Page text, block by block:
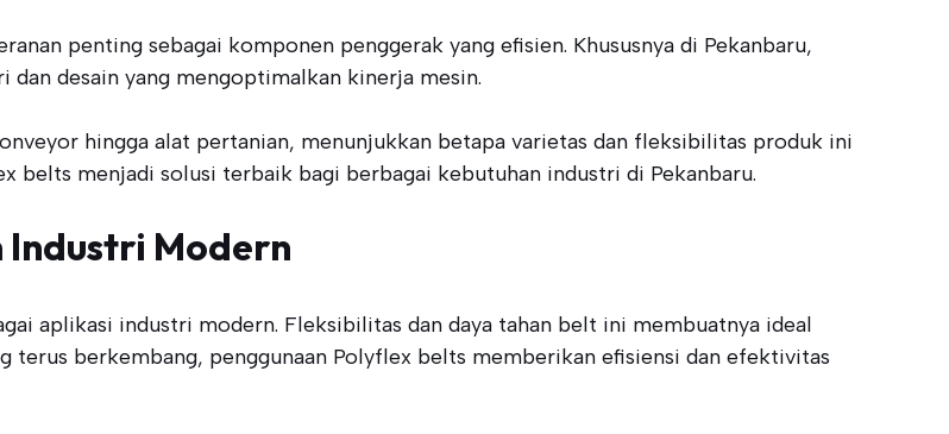
penting sebagai komponen penggerak yang efisien. Khususnya di Pekanbaru,
desain yang mengoptimalkan kinerja mesin.
hingga alat pertanian, menunjukkan betapa varietas dan fleksibilitas produk ini
belts menjadi solusi terbaik bagi berbagai kebutuhan industri di Pekanbaru.
Modern
aplikasi industri modern. Fleksibilitas dan daya tahan belt ini membuatnya ideal
terus berkembang, penggunaan Polyflex belts memberikan efisiensi dan efektivitas